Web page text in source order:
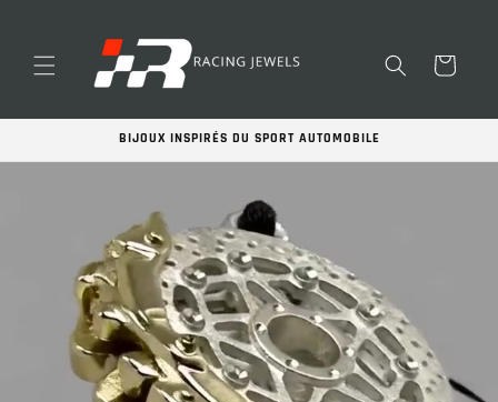
contenu
Panier
BIJOUX INSPIRÉS DU SPORT AUTOMOBILE